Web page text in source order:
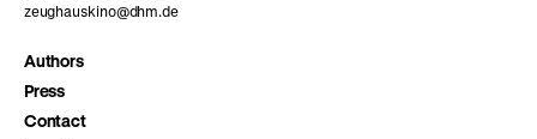
zeughauskino@dhm.de
Authors
Press
Contact